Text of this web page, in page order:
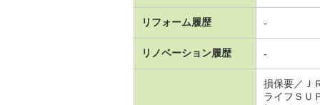
リフォーム履歴 -
リノベーション履歴 -
損保要／Ｊ
ライフＳＵ